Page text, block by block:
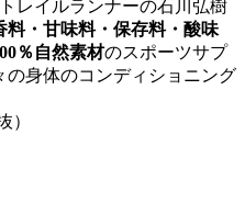
レイルランナーの石川弘樹
料・甘味料・保存料・酸味
％自然素材のスポーツサプ
の身体のコンディショニング
）